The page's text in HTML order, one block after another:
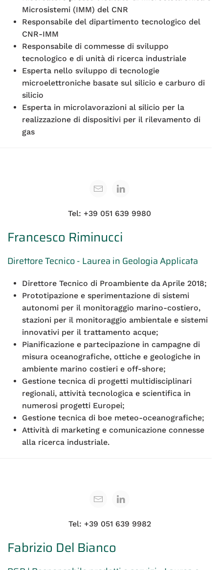
Microsistemi (IMM) del CNR
Responsabile del dipartimento tecnologico del
CNR-IMM
Responsabile di commesse di sviluppo
tecnologico e di unità di ricerca industriale
Esperta nello sviluppo di tecnologie
microelettroniche basate sul silicio e carburo di
silicio
Esperta in microlavorazioni al silicio per la
realizzazione di dispositivi per il rilevamento di
gas
Tel: +39 051 639 9980
Francesco Riminucci
Direttore Tecnico - Laurea in Geologia Applicata
Direttore Tecnico di Proambiente da Aprile 2018;
Prototipazione e sperimentazione di sistemi
autonomi per il monitoraggio marino-costiero,
stazioni per il monitoraggio ambientale e sistemi
innovativi per il trattamento acque;
Pianificazione e partecipazione in campagne di
misura oceanografiche, ottiche e geologiche in
ambiente marino costieri e off-shore;
Gestione tecnica di progetti multidisciplinari
regionali, attività tecnologica e scientifica in
numerosi progetti Europei;
Gestione tecnica di boe meteo-oceanografiche;
Attività di marketing e comunicazione connesse
alla ricerca industriale.
Tel: +39 051 639 9982
Fabrizio Del Bianco